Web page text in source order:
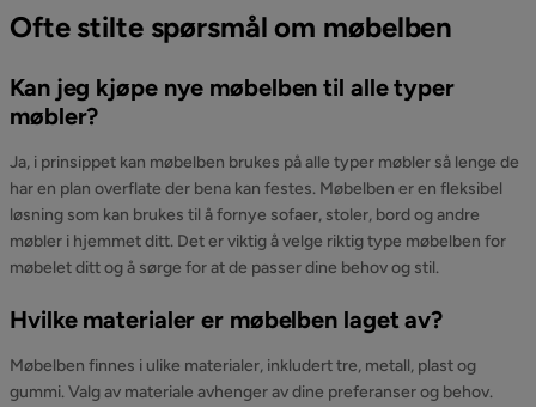
Ofte stilte spørsmål om møbelben
Kan jeg kjøpe nye møbelben til alle typer
møbler?
Ja, i prinsippet kan møbelben brukes på alle typer møbler så lenge de
har en plan overflate der bena kan festes. Møbelben er en fleksibel
løsning som kan brukes til å fornye sofaer, stoler, bord og andre
møbler i hjemmet ditt. Det er viktig å velge riktig type møbelben for
møbelet ditt og å sørge for at de passer dine behov og stil.
Hvilke materialer er møbelben laget av?
Møbelben finnes i ulike materialer, inkludert tre, metall, plast og
gummi. Valg av materiale avhenger av dine preferanser og behov.